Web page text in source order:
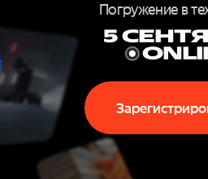
P
T
E
Погружение в
5